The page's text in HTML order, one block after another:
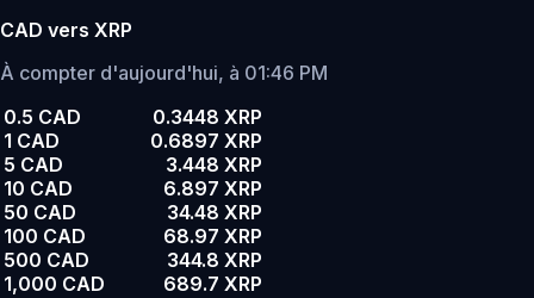
CAD vers XRP
À compter d'aujourd'hui, à 01:46 PM
0.5 CAD
0.3448 XRP
1 CAD
0.6897 XRP
5 CAD
3.448 XRP
10 CAD
6.897 XRP
50 CAD
34.48 XRP
100 CAD
68.97 XRP
500 CAD
344.8 XRP
1,000 CAD
689.7 XRP